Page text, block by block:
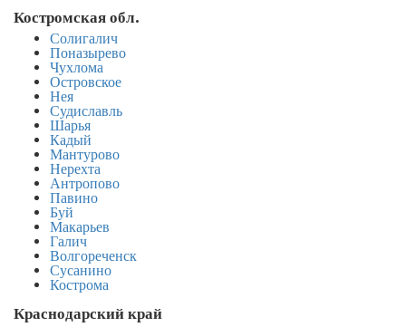
Костромская обл.
Солигалич
Поназырево
Чухлома
Островское
Нея
Судиславль
Шарья
Кадый
Мантурово
Нерехта
Антропово
Павино
Буй
Макарьев
Галич
Волгореченск
Сусанино
Кострома
Краснодарский край